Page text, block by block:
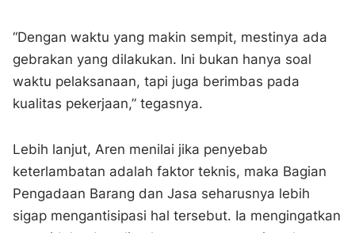
“Dengan waktu yang makin sempit, mestinya ada
gebrakan yang dilakukan. Ini bukan hanya soal
waktu pelaksanaan, tapi juga berimbas pada
kualitas pekerjaan,” tegasnya.
Lebih lanjut, Aren menilai jika penyebab
keterlambatan adalah faktor teknis, maka Bagian
Pengadaan Barang dan Jasa seharusnya lebih
sigap mengantisipasi hal tersebut. Ia mengingatkan